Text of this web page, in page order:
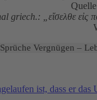
griech.: „εἴσελθε εἰς
Vergnügen –
ist, dass er das